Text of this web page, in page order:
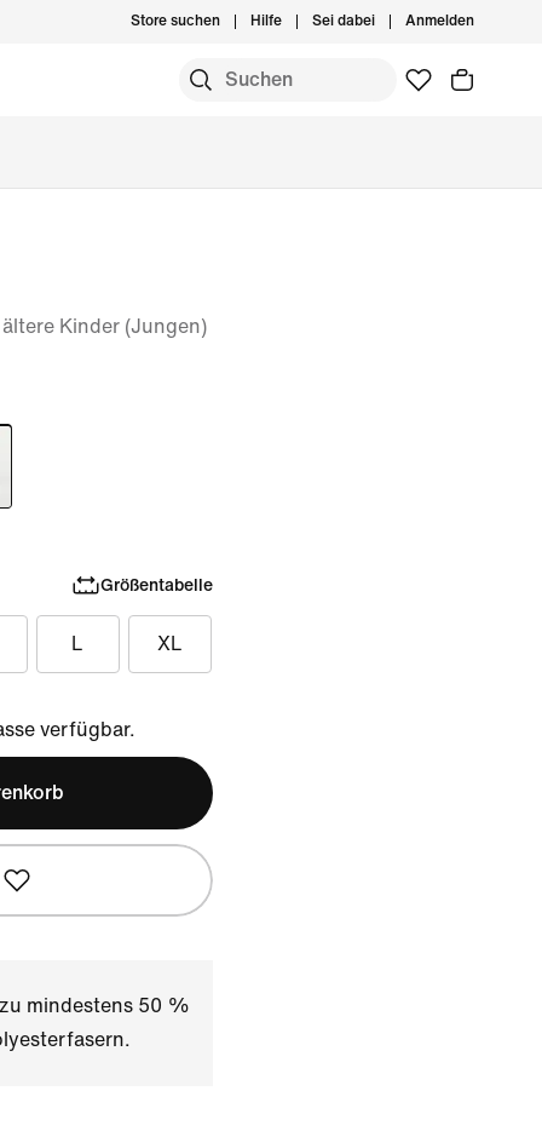
Store suchen Hilfe Sei dabei Anmelden
Kinder (Jungen)
Größentabelle
L XL
verfügbar.
mindestens 50 %